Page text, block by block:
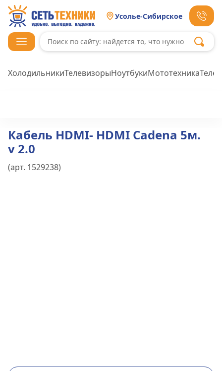
Усолье-Сибирское
ХолодильникиТелевизорыНоутбукиМототехника
Кабель HDMI- HDMI Cadena 5м.
v 2.0
(арт. 1529238)